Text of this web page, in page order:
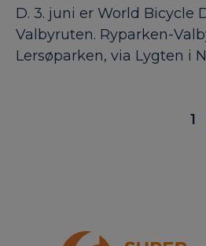
D. 3. juni er World Bicycle
Valbyruten. Ryparken-
Lersøparken, via Lygten i
1